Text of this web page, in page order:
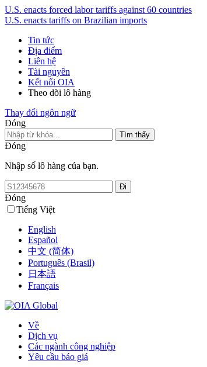
U.S. enacts forced labor tariffs against 60 countries
U.S. enacts tariffs on Brazilian imports
Tin tức
Địa điểm
Liên hệ
Tài nguyên
Kết nối OIA
Theo dõi lô hàng
Thay đổi ngôn ngữ
Đóng
Đóng
Nhập số lô hàng của bạn.
Đóng
Tiếng Việt
English
Español
中文 (简体)
Português (Brasil)
日本語
Français
Về
Dịch vụ
Các ngành công nghiệp
Yêu cầu báo giá